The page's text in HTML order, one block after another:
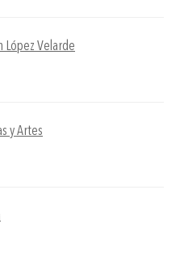
López Velarde
y Artes